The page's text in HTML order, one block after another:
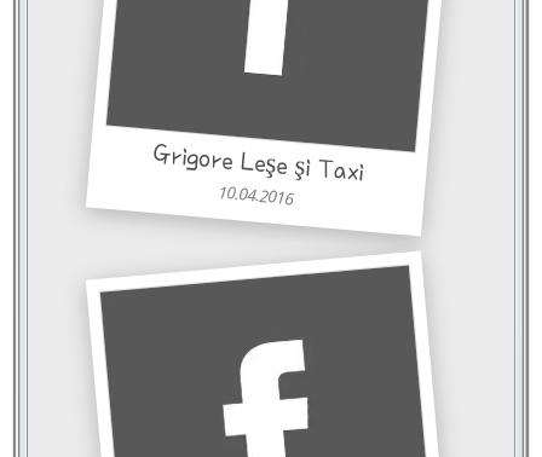
Grigore Leşe şi Taxi
10.04.2016